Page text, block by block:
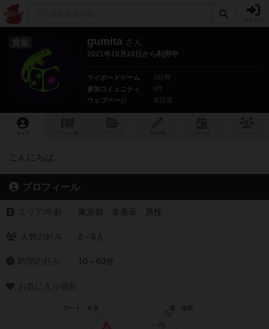
gumita さん
2021年10月20日から利用中
マイボードゲーム
162個
参加コミュニティ
0件
ウェブページ
未設定
トップ
こんにちは。
プロフィール
東京都 非表示 男性
2～6人
10～60分